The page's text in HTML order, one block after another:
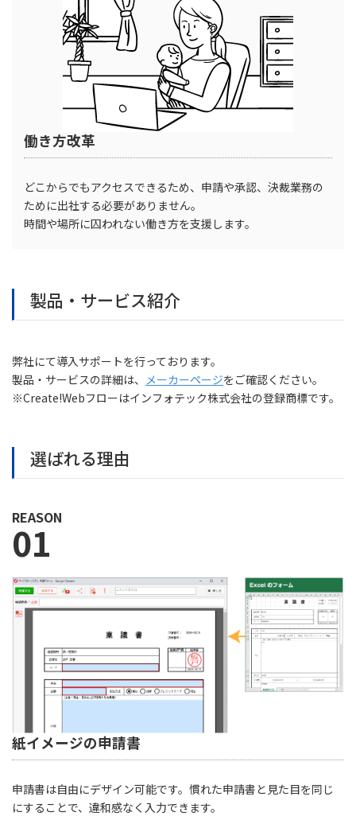
働き方改革
どこからでもアクセスできるため、申請や承認、決裁業務の
ために出社する必要がありません。
時間や場所に囚われない働き方を支援します。
製品・サービス紹介
弊社にて導入サポートを行っております。
製品・サービスの詳細は、
メーカーページをご確認ください。
※Create!Webフローはインフォテック株式会社の登録商標です。
選ばれる理由
REASON
01
紙イメージの申請書
申請書は自由にデザイン可能です。慣れた申請書と見た目を同じ
にすることで、違和感なく入力できます。